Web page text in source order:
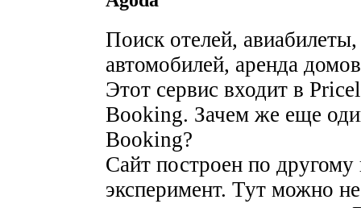
Поиск отелей,
автомобилей, аренда
Этот сервис входит в
Booking. Зачем же еще
Booking?
Сайт построен по другому
эксперимент. Тут можно